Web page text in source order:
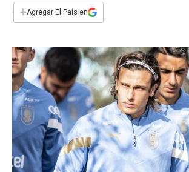
e
b
k
s
p
t
n
i
l
+Agregar El País en